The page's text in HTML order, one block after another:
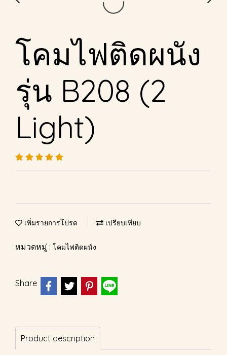
โคมไฟติดผนัง
รุ่น B208 (2
Light)
เพิ่มรายการโปรด เปรียบเทียบ
หมวดหมู่ : โคมไฟติดผนัง
Share
Product description